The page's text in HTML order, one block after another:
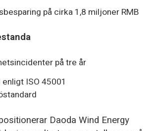
på cirka 1,8 miljoner RMB
på tre år
ISO 45001
Daoda Wind Energy